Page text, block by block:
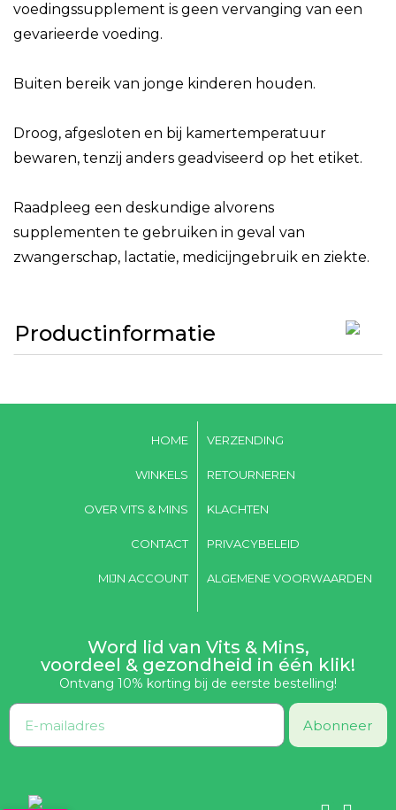
voedingssupplement is geen vervanging van een
gevarieerde voeding.
Buiten bereik van jonge kinderen houden.
Droog, afgesloten en bij kamertemperatuur
bewaren, tenzij anders geadviseerd op het etiket.
Raadpleeg een deskundige alvorens
supplementen te gebruiken in geval van
zwangerschap, lactatie, medicijngebruik en ziekte.
Productinformatie
HOME
WINKELS
OVER VITS & MINS
CONTACT
MIJN ACCOUNT
VERZENDING
RETOURNEREN
KLACHTEN
PRIVACYBELEID
ALGEMENE VOORWAARDEN
Word lid van Vits & Mins,
voordeel & gezondheid in één klik!
Ontvang 10% korting bij de eerste bestelling!
Abonneer